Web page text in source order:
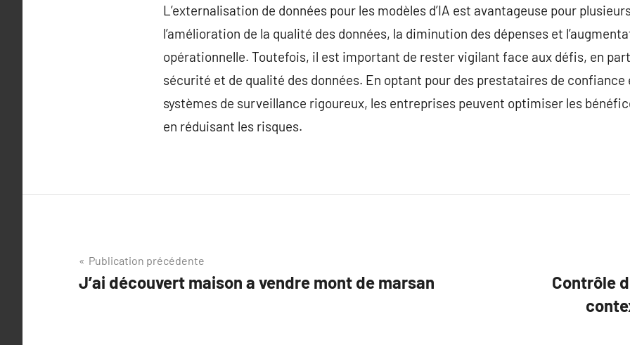
L’externalisation de données pour les modèles d’IA est avantageuse pour
l’amélioration de la qualité des données, la diminution des dépenses et
opérationnelle. Toutefois, il est important de rester vigilant face aux défis, en
sécurité et de qualité des données. En optant pour des prestataires de
systèmes de surveillance rigoureux, les entreprises peuvent optimiser les
en réduisant les risques.
Navigation
de
Publication précédente
J’ai découvert maison a vendre mont de marsan
Contrôle